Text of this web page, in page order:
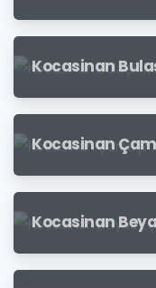
Kocasinan
Kocasinan
Kocasinan